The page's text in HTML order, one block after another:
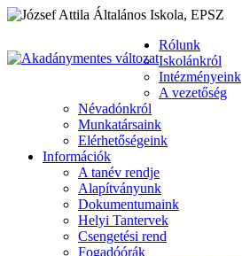
Rólunk
Iskolánkról
Intézményeink
A vezetőség
Névadónkról
Munkatársaink
Elérhetőségeink
Információk
A tanév rendje
Alapítványunk
Dokumentumaink
Helyi Tantervek
Csengetési rend
Fogadóórák